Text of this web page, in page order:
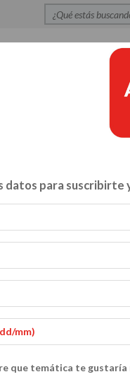
datos para suscribirte
que temática te